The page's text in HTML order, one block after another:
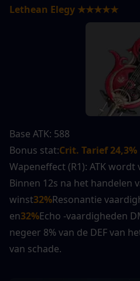
Lethean Elegy ★★★★★
Base ATK: 588
Bonus stat:Crit. Tarief 24,3%
Wapeneffect (R1): ATK
Binnen 12s na het handelen
winst32%Resonantie
en32%Echo -vaardigheden
negeer 8% van de DEF van
van schade.